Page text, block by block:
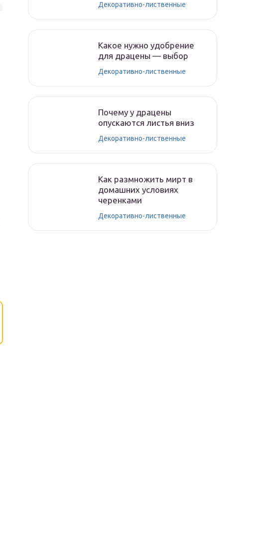
Декоративно-лиственные
Какое нужно удобрение
для драцены — выбор
Декоративно-лиственные
Почему у драцены
опускаются листья вниз
Декоративно-лиственные
Как размножить мирт в
домашних условиях
черенками
Декоративно-лиственные